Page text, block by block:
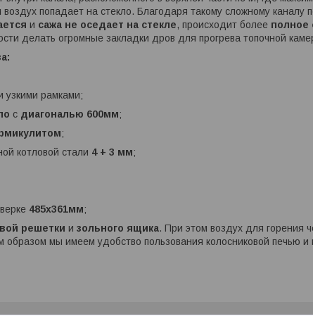
воздух попадает на стекло. Благодаря такому сложному каналу
и сажа не оседает на стекле, происходит более полное
делать огромные закладки дров для прогрева топочной
узкими рамками;
с диагональю 600мм;
;
котловой стали 4 + 3 мм;
485х361мм;
решетки и зольного ящика. При этом воздух для горения
образом мы имеем удобство пользования колосниковой печью